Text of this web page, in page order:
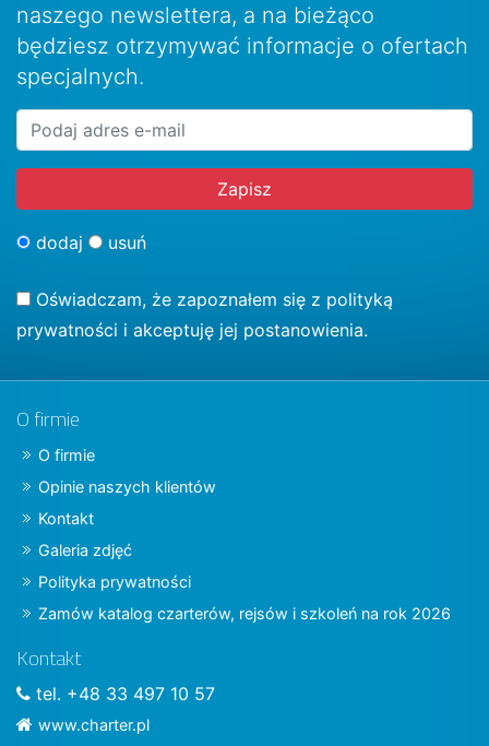
naszego newslettera, a na bieżąco
będziesz otrzymywać informacje o ofertach
specjalnych.
dodaj usuń
Oświadczam, że zapoznałem się z polityką
prywatności i akceptuję jej postanowienia.
O firmie
O firmie
Opinie naszych klientów
Kontakt
Galeria zdjęć
Polityka prywatności
Zamów katalog czarterów, rejsów i szkoleń na rok 2026
Kontakt
tel. +48 33 497 10 57
www.charter.pl